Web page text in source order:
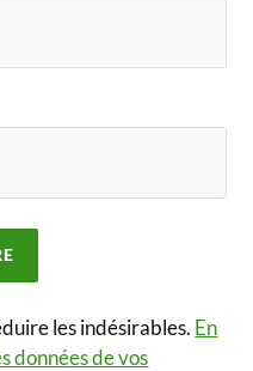
les indésirables. En
données de vos